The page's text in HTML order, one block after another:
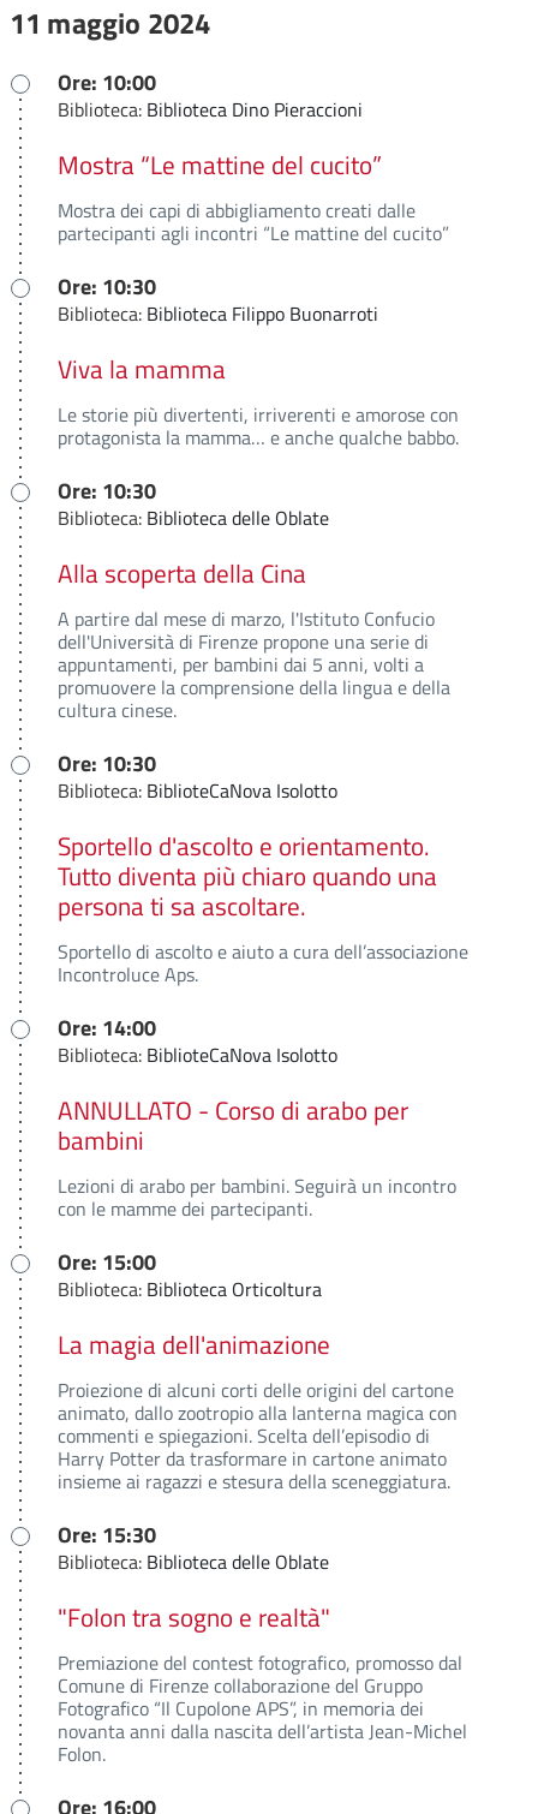
11 maggio 2024
Ore: 10:00
Biblioteca: Biblioteca Dino Pieraccioni
Mostra “Le mattine del cucito”
Mostra dei capi di abbigliamento creati dalle
partecipanti agli incontri “Le mattine del cucito”
Ore: 10:30
Biblioteca: Biblioteca Filippo Buonarroti
Viva la mamma
Le storie più divertenti, irriverenti e amorose con
protagonista la mamma… e anche qualche babbo.
Ore: 10:30
Biblioteca: Biblioteca delle Oblate
Alla scoperta della Cina
A partire dal mese di marzo, l'Istituto Confucio
dell'Università di Firenze propone una serie di
appuntamenti, per bambini dai 5 anni, volti a
promuovere la comprensione della lingua e della
cultura cinese.
Ore: 10:30
Biblioteca: BiblioteCaNova Isolotto
Sportello d'ascolto e orientamento.
Tutto diventa più chiaro quando una
persona ti sa ascoltare.
Sportello di ascolto e aiuto a cura dell’associazione
Incontroluce Aps.
Ore: 14:00
Biblioteca: BiblioteCaNova Isolotto
ANNULLATO - Corso di arabo per
bambini
Lezioni di arabo per bambini. Seguirà un incontro
con le mamme dei partecipanti.
Ore: 15:00
Biblioteca: Biblioteca Orticoltura
La magia dell'animazione
Proiezione di alcuni corti delle origini del cartone
animato, dallo zootropio alla lanterna magica con
commenti e spiegazioni. Scelta dell’episodio di
Harry Potter da trasformare in cartone animato
insieme ai ragazzi e stesura della sceneggiatura.
Ore: 15:30
Biblioteca: Biblioteca delle Oblate
"Folon tra sogno e realtà"
Premiazione del contest fotografico, promosso dal
Comune di Firenze collaborazione del Gruppo
Fotografico “Il Cupolone APS”, in memoria dei
novanta anni dalla nascita dell’artista Jean-Michel
Folon.
Ore: 16:00